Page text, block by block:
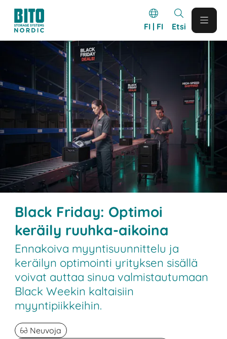
FI | FI Etsi
Black Friday: Optimoi
keräily ruuhka-aikoina
Ennakoiva myyntisuunnittelu ja
keräilyn optimointi yrityksen sisällä
voivat auttaa sinua valmistautumaan
Black Weekin kaltaisiin
myyntipiikkeihin.
Neuvoja